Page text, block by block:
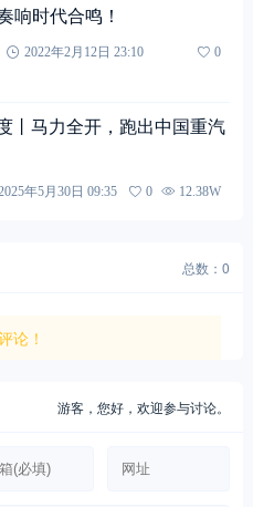
响时代合鸣！
2022年2月12日 23:10
0
丨马力全开，跑出中国重汽
年5月30日 09:35 0 12.38W
总数：0
论！
游客，您好，欢迎参与讨论。